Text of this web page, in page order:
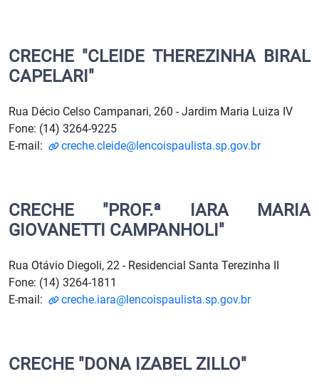
CRECHE "CLEIDE THEREZINHA BIRAL
CAPELARI"
Rua Décio Celso Campanari, 260 - Jardim Maria Luiza IV
Fone: (14) 3264-9225
E-mail:
creche.cleide@lencoispaulista.sp.gov.br
CRECHE "PROF.ª IARA MARIA
GIOVANETTI CAMPANHOLI"
Rua Otávio Diegoli, 22 - Residencial Santa Terezinha II
Fone: (14) 3264-1811
E-mail:
creche.iara@lencoispaulista.sp.gov.br
CRECHE "DONA IZABEL ZILLO"